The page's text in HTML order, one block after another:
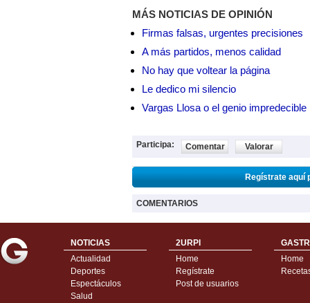
MÁS NOTICIAS DE OPINIÓN
Firmas falsas, urgentes precisiones
A más partidos, menos calidad
No hay que voltear la página
Le dedico mi silencio
Vargas Llosa o el genio impredecible
Participa: Comentar Valorar
Regístrate aquí
COMENTARIOS
NOTICIAS
Actualidad
Deportes
Espectáculos
Salud
2URPI
Home
Regístrate
Post de usuarios
Home